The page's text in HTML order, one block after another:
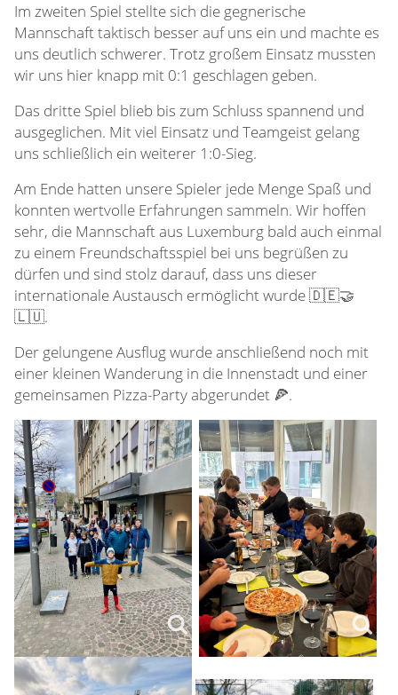
Im zweiten Spiel stellte sich die gegnerische
Mannschaft taktisch besser auf uns ein und machte es
uns deutlich schwerer. Trotz großem Einsatz mussten
wir uns hier knapp mit 0:1 geschlagen geben.
Das dritte Spiel blieb bis zum Schluss spannend und
ausgeglichen. Mit viel Einsatz und Teamgeist gelang
uns schließlich ein weiterer 1:0-Sieg.
Am Ende hatten unsere Spieler jede Menge Spaß und
konnten wertvolle Erfahrungen sammeln. Wir hoffen
sehr, die Mannschaft aus Luxemburg bald auch einmal
zu einem Freundschaftsspiel bei uns begrüßen zu
dürfen und sind stolz darauf, dass uns dieser
internationale Austausch ermöglicht wurde 🇩🇪🤝
🇱🇺.
Der gelungene Ausflug wurde anschließend noch mit
einer kleinen Wanderung in die Innenstadt und einer
gemeinsamen Pizza-Party abgerundet 🍕.